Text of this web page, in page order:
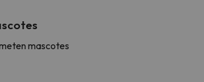
mascotes